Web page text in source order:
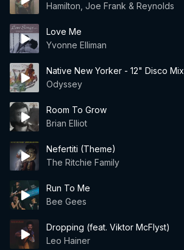
Hamilton, Joe Frank & Reynolds
Love Me
Yvonne Elliman
Native New Yorker - 12" Disco Mix
Odyssey
Room To Grow
Brian Elliot
Nefertiti (Theme)
The Ritchie Family
Run To Me
Bee Gees
Dropping (feat. Viktor McFlyst)
Leo Hainer